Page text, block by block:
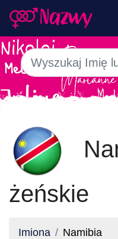
żeńskie
Imiona Namibia